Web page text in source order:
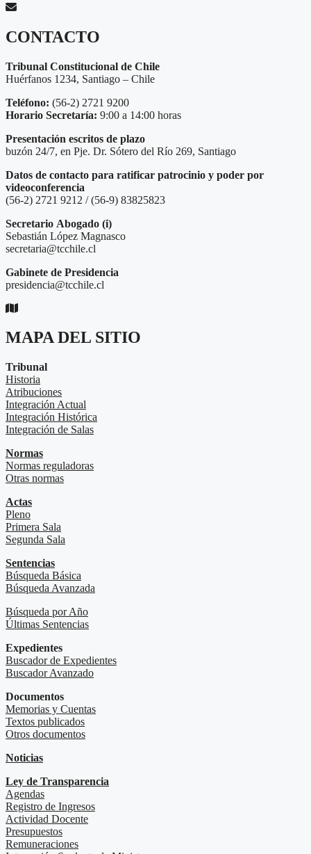
CONTACTO
Tribunal Constitucional de Chile
Huérfanos 1234, Santiago – Chile
Teléfono: (56-2) 2721 9200
Horario Secretaría: 9:00 a 14:00 horas
Presentación escritos de plazo
buzón 24/7, en Pje. Dr. Sótero del Río 269, Santiago
Datos de contacto para ratificar patrocinio y poder por
videoconferencia
(56-2) 2721 9212 / (56-9) 83825823
Secretario Abogado (i)
Sebastián López Magnasco
secretaria@tcchile.cl
Gabinete de Presidencia
presidencia@tcchile.cl
MAPA DEL SITIO
Tribunal
Historia
Atribuciones
Integración Actual
Integración Histórica
Integración de Salas
Normas
Normas reguladoras
Otras normas
Actas
Pleno
Primera Sala
Segunda Sala
Sentencias
Búsqueda Básica
Búsqueda Avanzada
Búsqueda por Año
Últimas Sentencias
Expedientes
Buscador de Expedientes
Buscador Avanzado
Documentos
Memorias y Cuentas
Textos publicados
Otros documentos
Noticias
Ley de Transparencia
Agendas
Registro de Ingresos
Actividad Docente
Presupuestos
Remuneraciones